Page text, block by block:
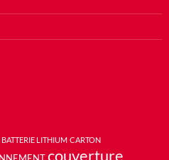
BATTERIE LITHIUM CARTON
couverture